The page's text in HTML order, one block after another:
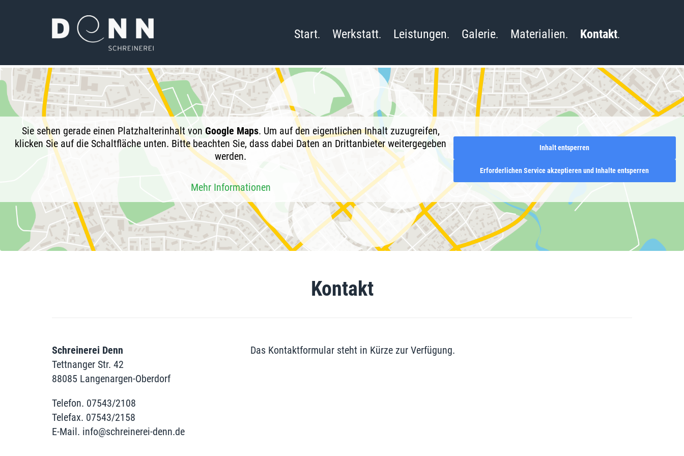
Start Werkstatt Leistungen Galerie Materialien Kontakt
Sie sehen gerade einen Platzhalterinhalt von Google Maps. Um auf den eigentlichen Inhalt zuzugreifen,
klicken Sie auf die Schaltfläche unten. Bitte beachten Sie, dass dabei Daten an Drittanbieter weitergegeben
werden.
Mehr Informationen
Inhalt entsperren
Erforderlichen Service akzeptieren und Inhalte entsperren
Kontakt
Schreinerei Denn
Tettnanger Str. 42
88085 Langenargen-Oberdorf
Telefon. 07543/2108
Telefax. 07543/2158
E-Mail. info@schreinerei-denn.de
Das Kontaktformular steht in Kürze zur Verfügung.